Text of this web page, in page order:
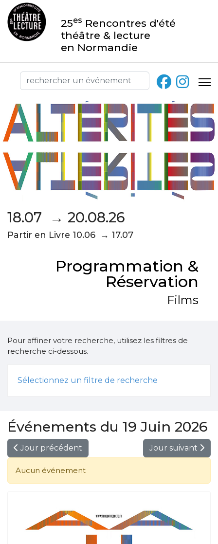
25es Rencontres d'été
théâtre & lecture
en Normandie
18.07 → 20.08.26
Partir en Livre 10.06 → 17.07
Programmation &
Réservation
Films
Pour affiner votre recherche, utilisez les filtres de
recherche ci-dessous.
Sélectionnez un filtre de recherche
Événements du 19 Juin 2026
Jour précédent Jour suivant
Aucun événement